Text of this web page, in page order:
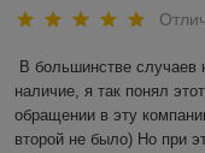
В большинстве случаев
наличие, я так понял
обращении в эту
второй не было) Но при